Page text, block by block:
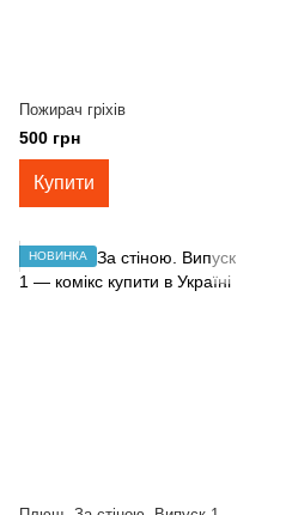
Пожирач гріхів
500 грн
Купити
НОВИНКА